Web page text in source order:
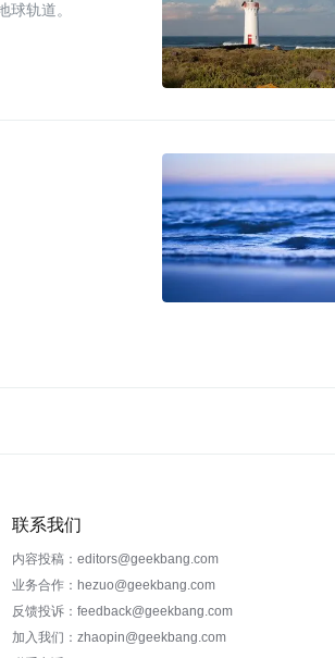
轨道。
联系我们
内容投稿：editors@geekbang.com
业务合作：hezuo@geekbang.com
反馈投诉：feedback@geekbang.com
加入我们：zhaopin@geekbang.com